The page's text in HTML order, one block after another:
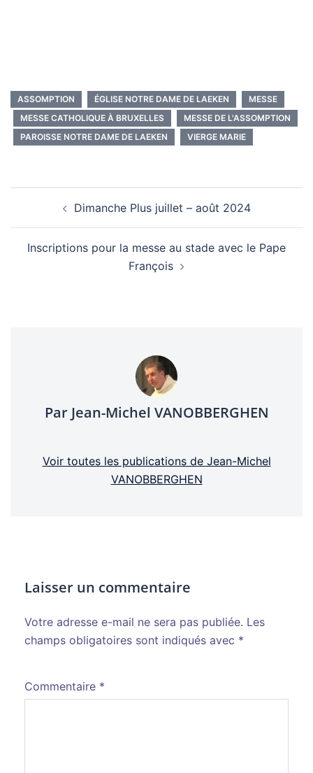
ASSOMPTION ÉGLISE NOTRE DAME DE LAEKEN
MESSE
MESSE CATHOLIQUE À BRUXELLES
MESSE DE L'ASSOMPTION
PAROISSE NOTRE DAME DE LAEKEN
VIERGE MARIE
Navigation
d’articleDimanche Plus juillet – août 2024
Inscriptions pour la messe au stade avec le Pape
François
Par Jean-Michel VANOBBERGHEN
Voir toutes les publications de Jean-Michel
VANOBBERGHEN
Laisser un commentaire
Votre adresse e-mail ne sera pas publiée. Les
champs obligatoires sont indiqués avec *
Commentaire *
Alternative: